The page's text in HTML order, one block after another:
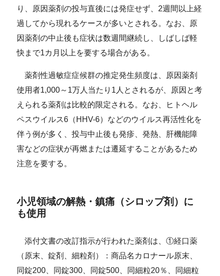
り、原因薬剤の投与直後には発症せず、2週間以上経
過してから現れるケースが多いとされる。なお、原
因薬剤の中止後も症状は数週間継続し、しばしば軽
快まで1カ月以上を要する場合がある。
薬剤性過敏症症候群の推定発生頻度は、原因薬剤
使用者1,000～1万人当たり1人とされるが、原因と考
えられる薬剤は比較的限定される。なお、ヒトヘル
ペスウイルス6（HHV-6）などのウイルス再活性化を
伴う例が多く、投与中止後も発疹、発熱、肝機能障
害などの症状が再燃または遷延することがあるため
注意を要する。
小児領域の解熱・鎮痛（シロップ剤）に
も使用
添付文書の改訂指示が行われた薬剤は、①経口薬
（原末、錠剤、細粒剤）：商品名カロナール原末、
同錠200、同錠300、同錠500、同細粒20％、同細粒